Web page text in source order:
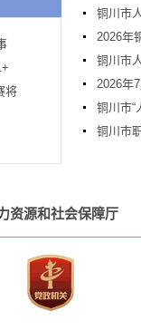
将
铜川市
2026年
铜川市
2026年
铜川市
铜川市
资源和社会保障厅